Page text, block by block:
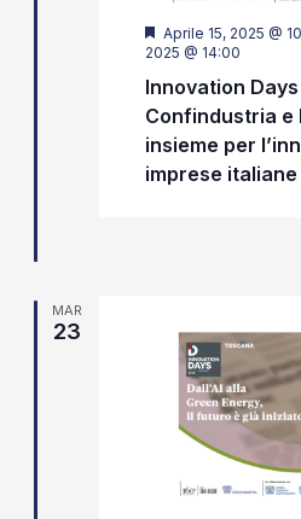
Segnalati
Aprile 15, 2025 @
2025 @ 14:00
Innovation
Confindustria e
insieme per
imprese italiane
MAR
23